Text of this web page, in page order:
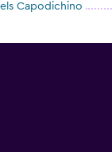
Capodichino